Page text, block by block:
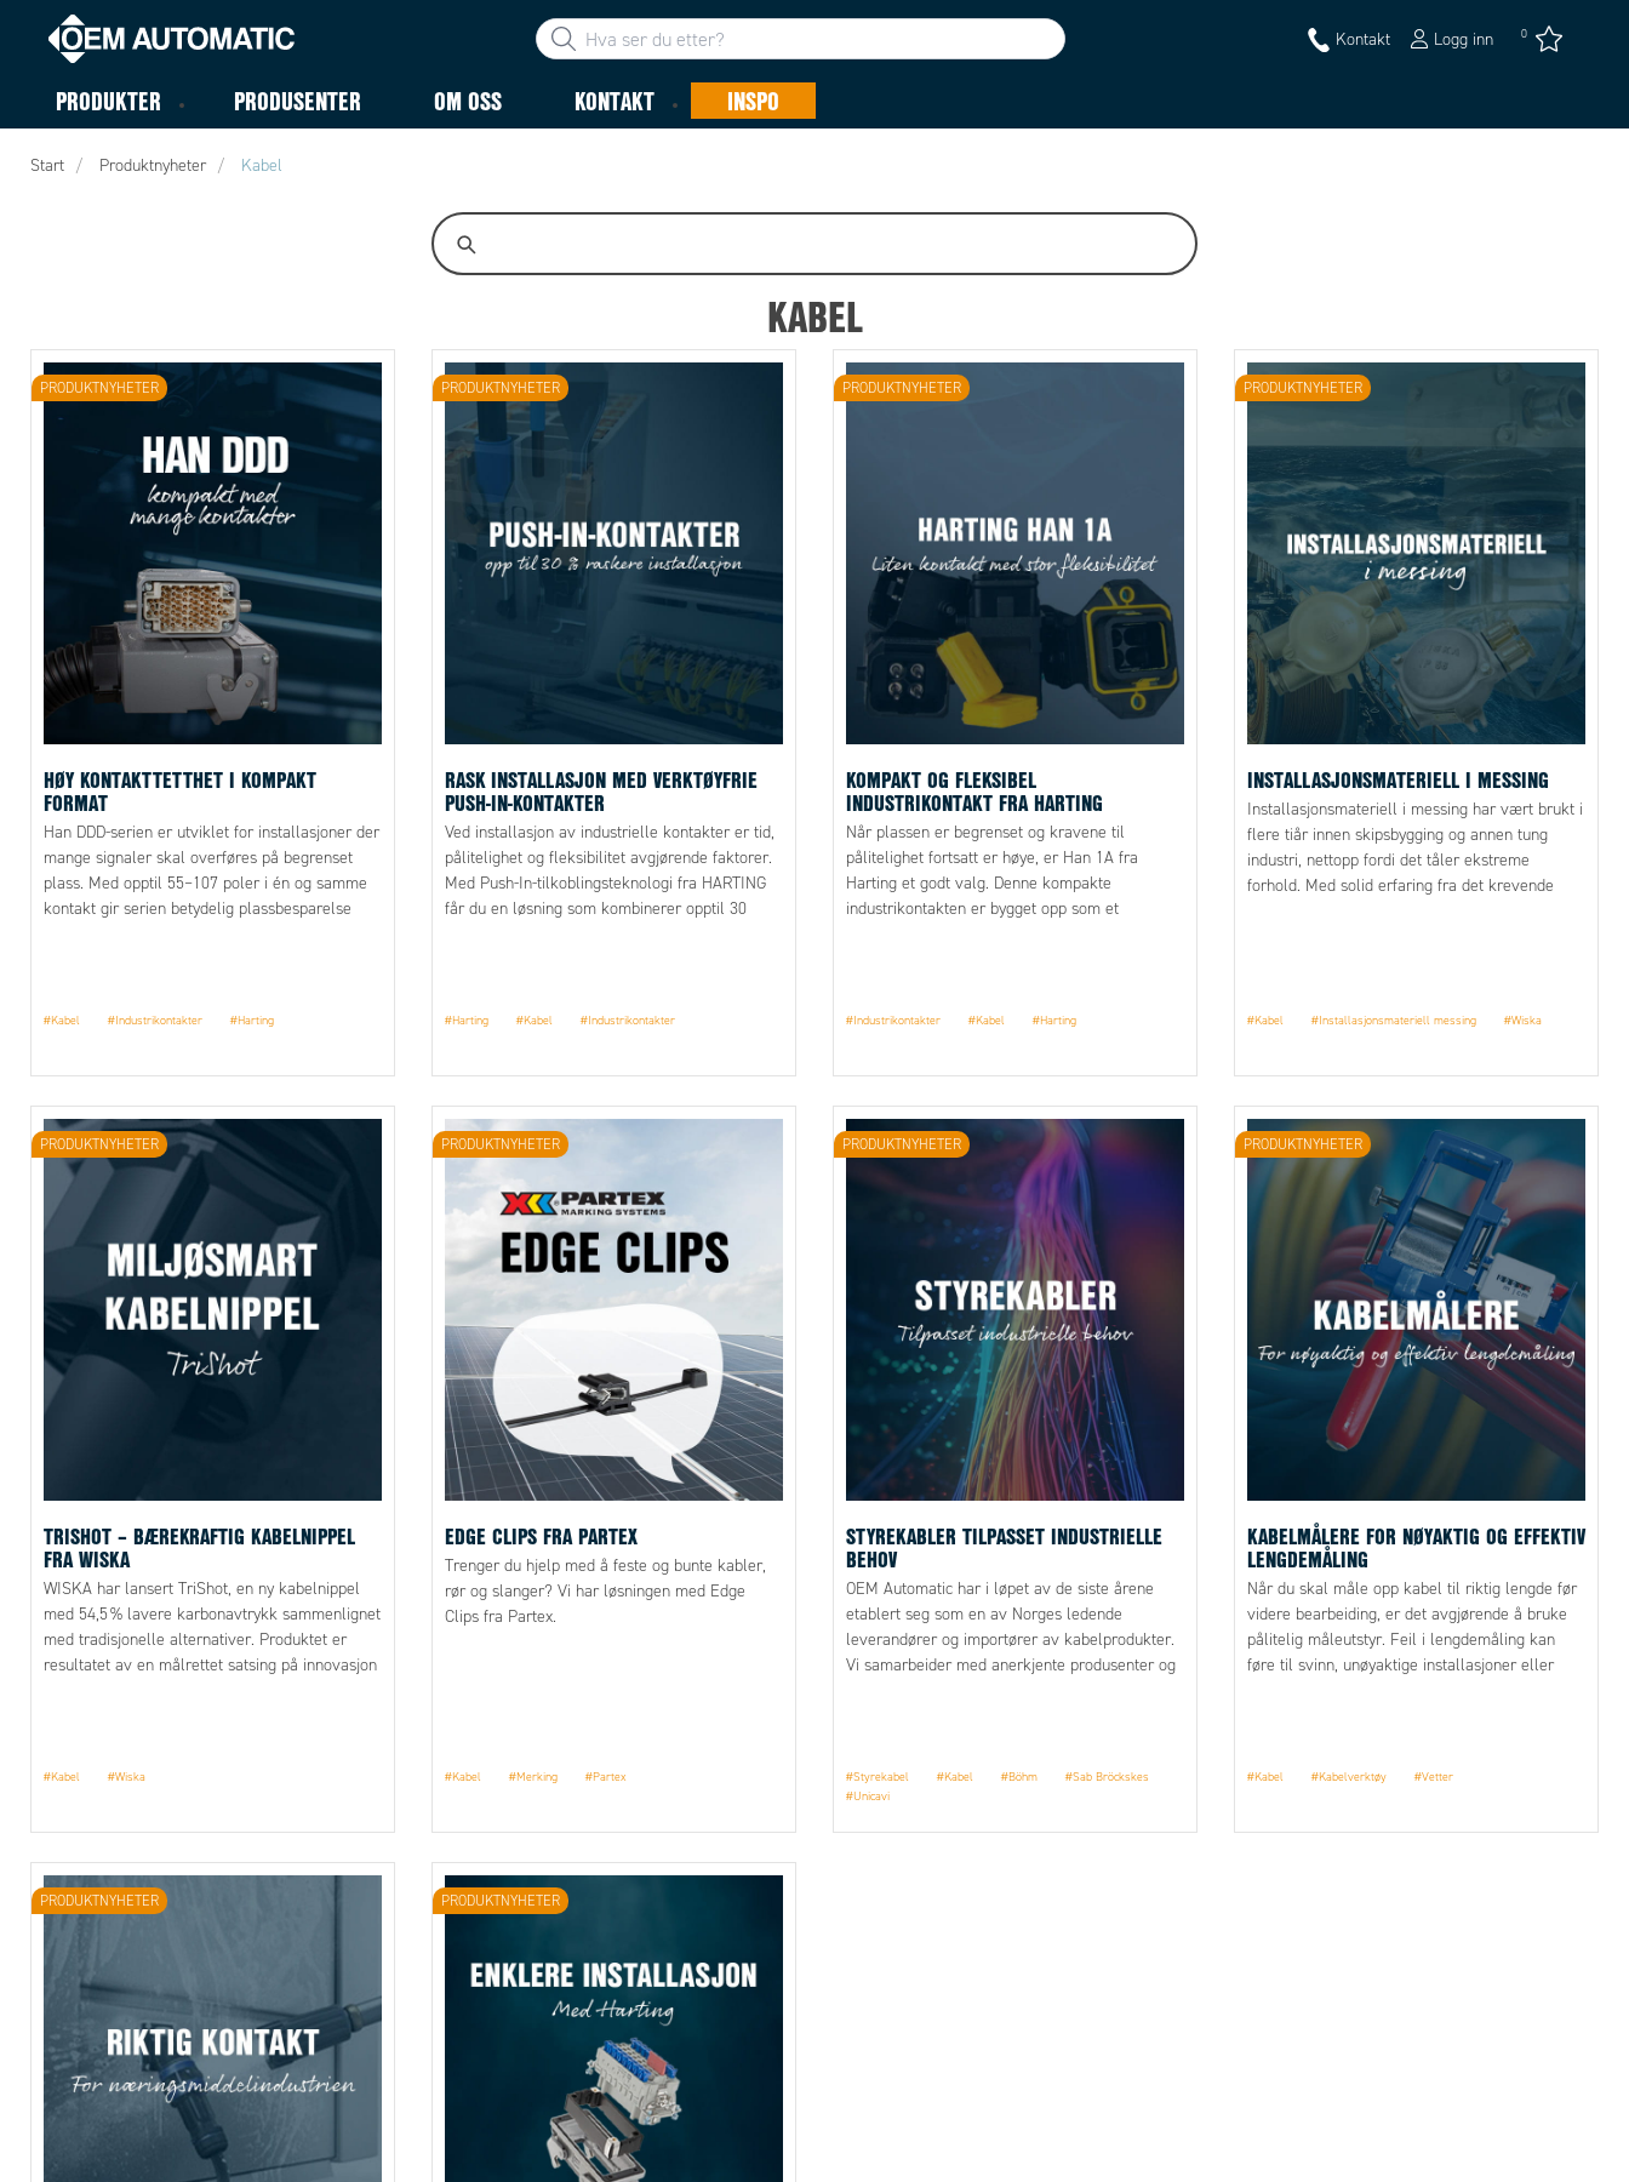
Kontakt Logg inn 0
PRODUKTER PRODUSENTER OM OSS KONTAKT INSPO
Start Produktnyheter Kabel
KABEL
HØY KONTAKTTETTHET I KOMPAKT
FORMAT
Han DDD-serien er utviklet for installasjoner der
mange signaler skal overføres på begrenset
plass. Med opptil 55–107 poler i én og samme
kontakt gir serien betydelig plassbesparelse
#Kabel #Industrikontakter #Harting
PRODUKTNYHETER
RASK INSTALLASJON MED VERKTØYFRIE
PUSH-IN-KONTAKTER
Ved installasjon av industrielle kontakter er tid,
pålitelighet og fleksibilitet avgjørende faktorer.
Med Push-In-tilkoblingsteknologi fra HARTING
får du en løsning som kombinerer opptil 30
#Harting #Kabel #Industrikontakter
PRODUKTNYHETER
KOMPAKT OG FLEKSIBEL
INDUSTRIKONTAKT FRA HARTING
Når plassen er begrenset og kravene til
pålitelighet fortsatt er høye, er Han 1A fra
Harting et godt valg. Denne kompakte
industrikontakten er bygget opp som et
#Industrikontakter #Kabel #Harting
PRODUKTNYHETER
INSTALLASJONSMATERIELL I MESSING
Installasjonsmateriell i messing har vært brukt i
flere tiår innen skipsbygging og annen tung
industri, nettopp fordi det tåler ekstreme
forhold. Med solid erfaring fra det krevende
#Kabel #Installasjonsmateriell messing #Wiska
PRODUKTNYHETER
TRISHOT – BÆREKRAFTIG KABELNIPPEL
FRA WISKA
WISKA har lansert TriShot, en ny kabelnippel
med 54,5 % lavere karbonavtrykk sammenlignet
med tradisjonelle alternativer. Produktet er
resultatet av en målrettet satsing på innovasjon
gå på kompromiss med kvaliteten.
#Kabel #Wiska
PRODUKTNYHETER
EDGE CLIPS FRA PARTEX
Trenger du hjelp med å feste og bunte kabler,
rør og slanger? Vi har løsningen med Edge
Clips fra Partex.
#Kabel #Merking #Partex
PRODUKTNYHETER
STYREKABLER TILPASSET INDUSTRIELLE
BEHOV
OEM Automatic har i løpet av de siste årene
etablert seg som en av Norges ledende
leverandører og importører av kabelprodukter.
Vi samarbeider med anerkjente produsenter og
#Styrekabel #Kabel #Böhm
#Sab Bröckskes
#Unicavi
PRODUKTNYHETER
KABELMÅLERE FOR NØYAKTIG OG EFFEKTIV
LENGDEMÅLING
Når du skal måle opp kabel til riktig lengde før
videre bearbeiding, er det avgjørende å bruke
pålitelig måleutstyr. Feil i lengdemåling kan
føre til svinn, unøyaktige installasjoner eller
#Kabel #Kabelverktøy #Vetter
PRODUKTNYHETER
PRODUKTNYHETER PRODUKTNYHETER